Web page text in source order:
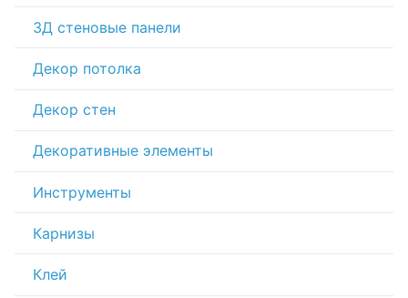
3Д стеновые панели
Декор потолка
Декор стен
Декоративные элементы
Инструменты
Карнизы
Клей